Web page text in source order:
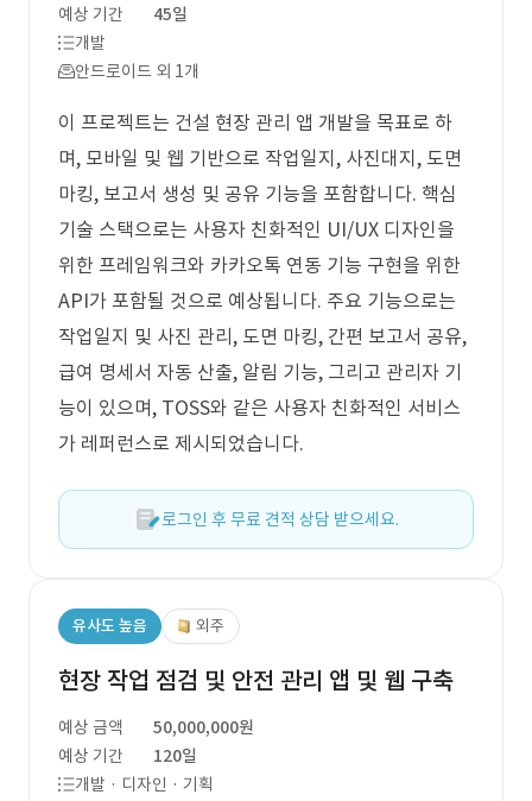
예상 기간
45일
개발
안드로이드 외 1개
이 프로젝트는 건설 현장 관리 앱 개발을 목표로 하
며, 모바일 및 웹 기반으로 작업일지, 사진대지, 도면
마킹, 보고서 생성 및 공유 기능을 포함합니다. 핵심
기술 스택으로는 사용자 친화적인 UI/UX 디자인을
위한 프레임워크와 카카오톡 연동 기능 구현을 위한
API가 포함될 것으로 예상됩니다. 주요 기능으로는
작업일지 및 사진 관리, 도면 마킹, 간편 보고서 공유,
급여 명세서 자동 산출, 알림 기능, 그리고 관리자 기
능이 있으며, TOSS와 같은 사용자 친화적인 서비스
가 레퍼런스로 제시되었습니다.
로그인 후 무료 견적 상담 받으세요.
유사도 높음 외주
현장 작업 점검 및 안전 관리 앱 및 웹 구축
예상 금액
50,000,000원
예상 기간
120일
개발 · 디자인 · 기획